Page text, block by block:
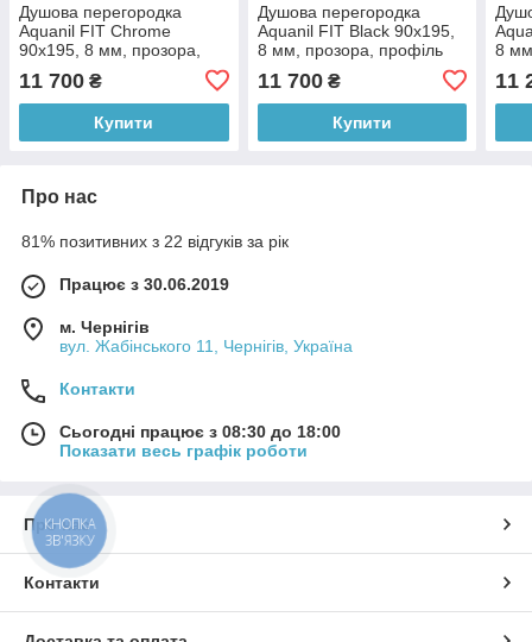
Душова перегородка
Aquanil FIT Сhrome
90х195, 8 мм, прозора,
11 700 ₴
Купити
Душова перегородка
Aquanil FIT Black 90х195,
8 мм, прозора, профіль
11 700₴
Купити
8
11
Про нас
81% позитивних з 22 відгуків за рік
Працює з 30.06.2019
м. Чернігів
вул. Жабінського 11, Чернігів, Україна
Контакти
Сьогодні працює з 08:30 до 18:00
Показати весь графік роботи
Про нас
Контакти
КНОПКА
ЗВ'ЯЗКУ